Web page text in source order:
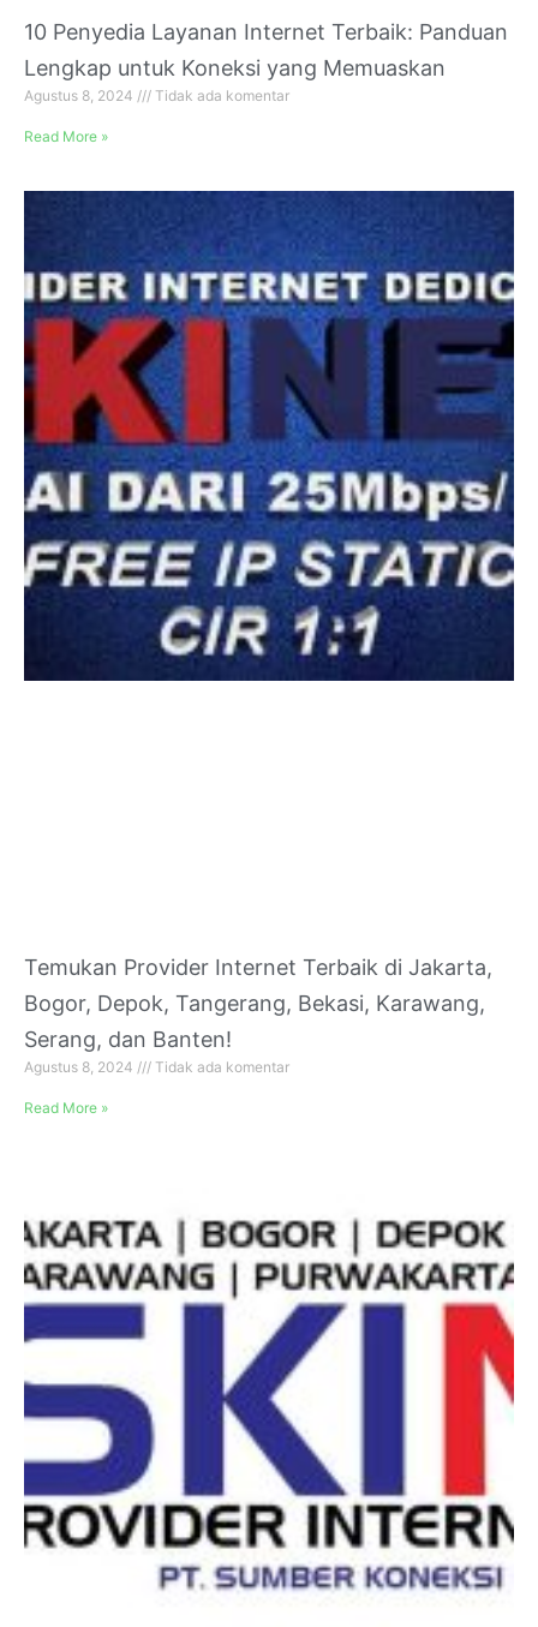
10 Penyedia Layanan Internet Terbaik: Panduan
Lengkap untuk Koneksi yang Memuaskan
Agustus 8, 2024 Tidak ada komentar
Read More »
Temukan Provider Internet Terbaik di Jakarta,
Bogor, Depok, Tangerang, Bekasi, Karawang,
Serang, dan Banten!
Agustus 8, 2024 Tidak ada komentar
Read More »